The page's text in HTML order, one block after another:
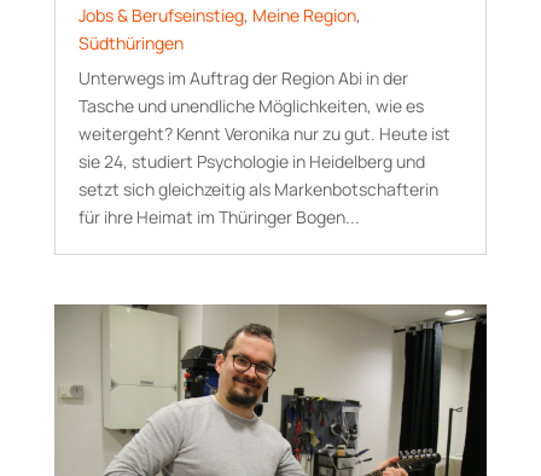
Jobs & Berufseinstieg, Meine Region,
Südthüringen
Unterwegs im Auftrag der Region Abi in der
Tasche und unendliche Möglichkeiten, wie es
weitergeht? Kennt Veronika nur zu gut. Heute ist
sie 24, studiert Psychologie in Heidelberg und
setzt sich gleichzeitig als Markenbotschafterin
für ihre Heimat im Thüringer Bogen...